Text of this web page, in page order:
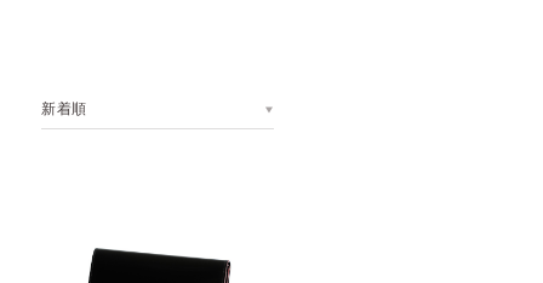
新着順